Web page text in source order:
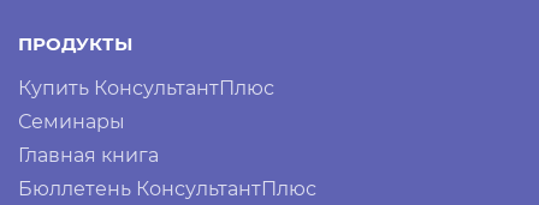
ПРОДУКТЫ
Купить КонсультантПлюс
Семинары
Главная книга
Бюллетень КонсультантПлюс